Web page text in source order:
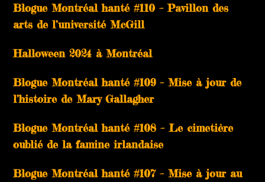
Blogue Montréal hanté #110 – Pavillon des
arts de l’université McGill
Halloween 2024 à Montréal
Blogue Montréal hanté #109 – Mise à jour de
l’histoire de Mary Gallagher
Blogue Montréal hanté #108 – Le cimetière
oublié de la famine irlandaise
Blogue Montréal hanté #107 – Mise à jour au